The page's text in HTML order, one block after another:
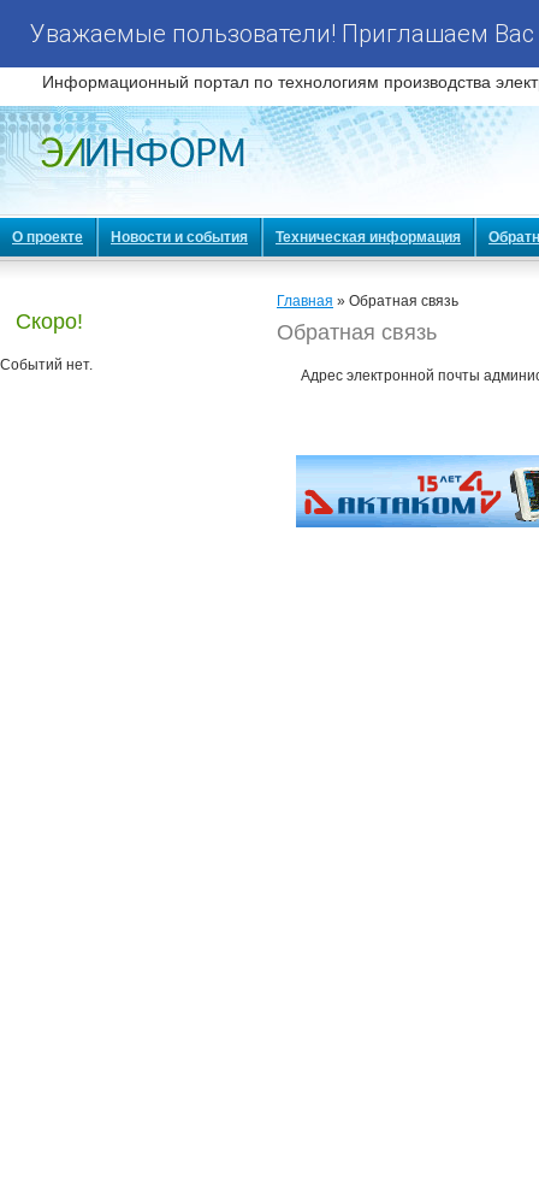
Уважаемые пользователи! Приглашаем
Информационный портал по технологиям производства
О проекте Новости и события Техническая информация
Скоро!
Событий нет.
Главная » Обратная связь
Обратная связь
Адрес электронной почты